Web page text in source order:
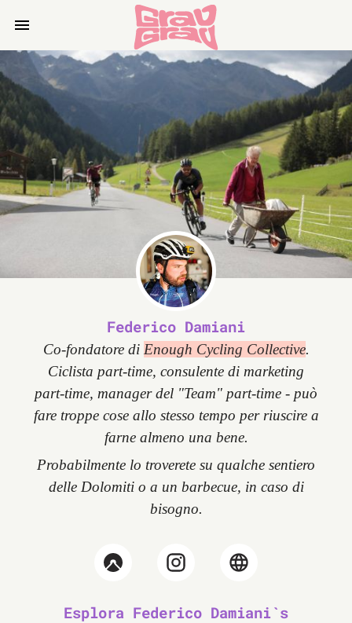
Federico Damiani
Co-fondatore di Enough Cycling Collective.
Ciclista part-time, consulente di marketing
part-time, manager del "Team" part-time - può
fare troppe cose allo stesso tempo per riuscire a
farne almeno una bene.
Probabilmente lo troverete su qualche sentiero
delle Dolomiti o a un barbecue, in caso di
bisogno.
Esplora Federico Damiani`s